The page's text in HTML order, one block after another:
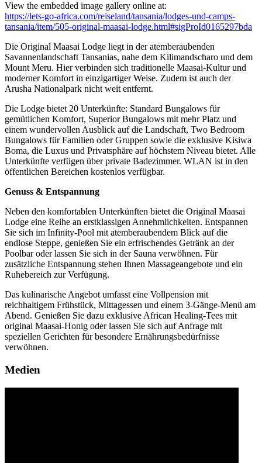
View the embedded image gallery online at:
https://lets-go-africa.com/reiseland/tansania/lodges-und-camps-
tansania/item/505-original-maasai-lodge.html#sigProId0165297bda
Die Original Maasai Lodge liegt in der atemberaubenden
Savannenlandschaft Tansanias, nahe dem Kilimandscharo und dem
Mount Meru. Hier verbinden sich traditionelle Maasai-Kultur und
moderner Komfort in einzigartiger Weise. Zudem ist auch der
Arusha Nationalpark nicht weit entfernt.
Die Lodge bietet 20 Unterkünfte: Standard Bungalows für
gemütlichen Komfort, Superior Bungalows mit mehr Platz und
einem wundervollen Ausblick auf die Landschaft, Two Bedroom
Bungalows für Familien oder Gruppen sowie die exklusive Kisiwa
Boma, die Luxus und Privatsphäre auf höchstem Niveau bietet. Alle
Unterkünfte verfügen über private Badezimmer. WLAN ist in den
öffentlichen Bereichen kostenlos verfügbar.
Genuss & Entspannung
Neben den komfortablen Unterkünften bietet die Original Maasai
Lodge eine Reihe an erstklassigen Annehmlichkeiten. Entspannen
Sie sich im Infinity-Pool mit atemberaubendem Blick auf die
endlose Steppe, genießen Sie ein erfrischendes Getränk an der
Poolbar oder lassen Sie sich in der Sauna verwöhnen. Für
zusätzliche Entspannung stehen Ihnen Massageangebote und ein
Ruhebereich zur Verfügung.
Das kulinarische Angebot umfasst eine Vollpension mit
reichhaltigem Frühstück, Mittagessen und einem 3-Gänge-Menü am
Abend. Genießen Sie dazu exklusive African Healing-Tees mit
original Maasai-Honig oder lassen Sie sich auf Anfrage mit
speziellen Gerichten für besondere Ernährungsbedürfnisse
verwöhnen.
Medien